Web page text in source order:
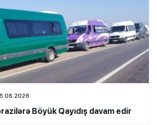
Böyük Qayıdış davam edir